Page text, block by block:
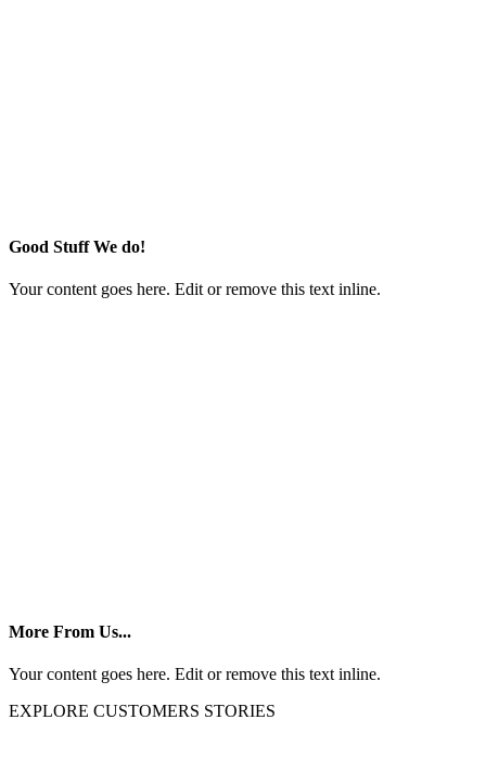
Good Stuff We do!
Your content goes here. Edit or remove this text inline.
More From Us...
Your content goes here. Edit or remove this text inline.
EXPLORE CUSTOMERS STORIES